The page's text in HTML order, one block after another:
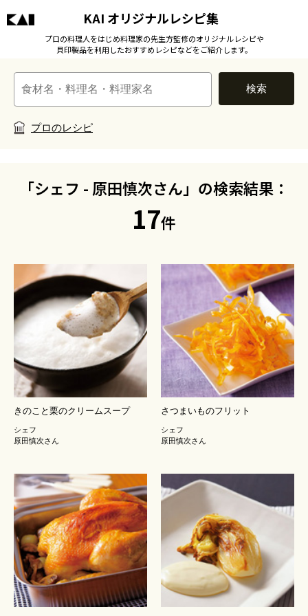
KAI オリジナルレシピ集
プロの料理人をはじめ料理家の先生方監修のオリジナルレシピや
貝印製品を利用したおすすめレシピなどをご紹介します。
検索
プロのレシピ
「シェフ - 原田慎次さん」の検索結果：
17件
きのこと栗のクリームスープ
シェフ
原田慎次さん
さつまいものフリット
シェフ
原田慎次さん